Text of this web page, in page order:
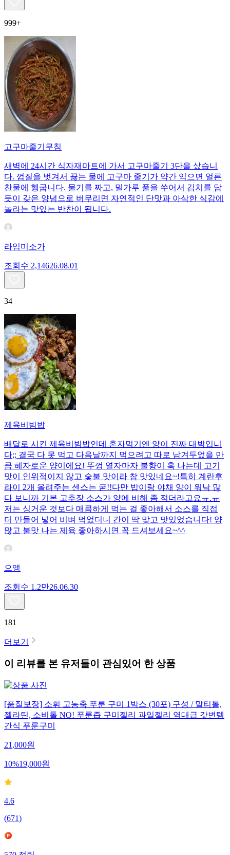
999+
고구마줄기무침
새벽에 24시간 식자재마트에 가서 고구마줄기 3단을 샀습니
다. 껍질을 벗겨서 끓는 물에 고구마 줄기가 약간 익으면 얼른
찬물에 헹굽니다. 물기를 짜고, 밀가루 풀을 쑤어서 김치를 담
듯이 갖은 양념으로 버무리면 자연적인 단맛과 아삭한 식감에
놀라는 맛있는 반찬이 됩니다.
라임미소가
조회수 2,14626.08.01
34
제육비빔밥
배달로 시킨 제육비빔밥인데 혼자먹기엔 양이 진짜 대박입니
다;; 결국 다 못 먹고 다음날까지 먹으려고 따로 남겨두었을 만
큼 혜자로운 양이에요! 뚜껑 열자마자 불향이 훅 나는데 고기
맛이 인위적이지 않고 숯불 맛이라 참 맛있네요~!특히 계란후
라이 2개 올려주는 센스는 굳!! ​다만 밥이랑 야채 양이 워낙 많
다 보니까 기본 고추장 소스가 양에 비해 좀 적더라고요ㅠ.ㅠ
저는 싱거운 것보다 매콤하게 먹는 걸 좋아해서 소스를 직접
더 만들어 넣어 비벼 먹었더니 간이 딱 맞고 맛있었습니다! 양
많고 불맛 나는 제육 좋아하시면 꼭 드셔보세요~^^
으앵
조회수 1.2만26.06.30
181
더보기
이 리뷰를 본 유저들이 관심있어 한 상품
[품질보장] 소휘 고농축 푸룬 구미 1박스 (30포) 구성 / 말티톨,
젤라틴, 소비톨 NO! 푸룬즙 구미젤리 과일젤리 역대급 갓변템
간식 푸룬구미
21,000원
10%19,000원
4.6
(671)